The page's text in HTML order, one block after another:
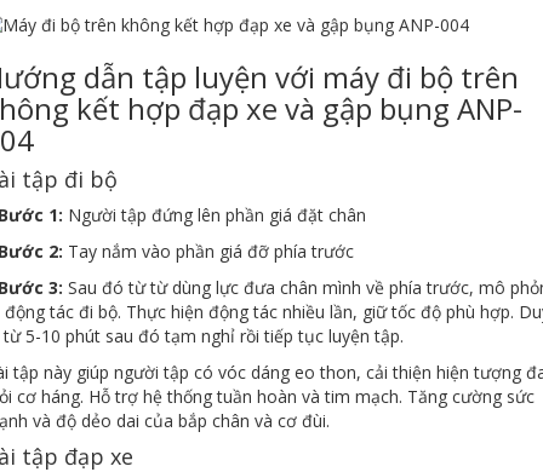
dẫn tập luyện với máy đi bộ trên
kết hợp đạp xe và gập bụng ANP-
tập đi bộ
1: Người tập đứng lên phần giá đặt chân
2: Tay nắm vào phần giá đỡ phía trước
3: Sau đó từ từ dùng lực đưa chân mình về phía trước, mô
động tác đi bộ. Thực hiện động tác nhiều lần, giữ tốc độ phù hợp.
5-10 phút sau đó tạm nghỉ rồi tiếp tục luyện tập.
tập này giúp người tập có vóc dáng eo thon, cải thiện hiện tượng
cơ háng. Hỗ trợ hệ thống tuần hoàn và tim mạch. Tăng cường sức
và độ dẻo dai của bắp chân và cơ đùi.
tập đạp xe